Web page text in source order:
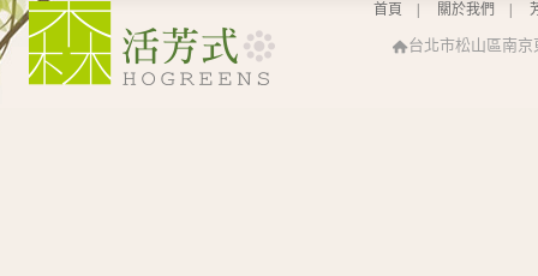
首頁 關於我們
台北市松山區南